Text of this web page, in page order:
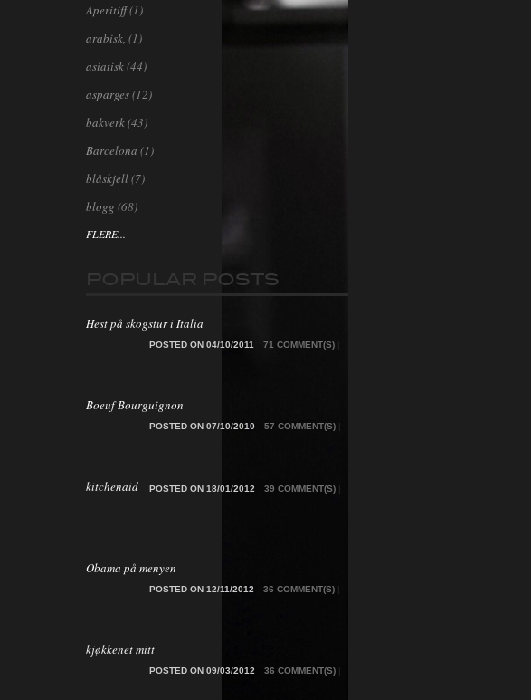
Aperitiff(1)
arabisk, (1)
asiatisk(44)
asparges(12)
bakverk(43)
Barcelona (1)
blåskjell(7)
blogg (68)
FLERE...
POPULAR POSTS
Hest på skogstur i Italia
71 COMMENT(S)
POSTED ON 04/10/2011
Boeuf Bourguignon
57 COMMENT(S)
POSTED ON 07/10/2010
kitchenaid 39 COMMENT(S)
POSTED ON 18/01/2012
Obama på menyen
36 COMMENT(S)
POSTED ON 12/11/2012
kjøkkenet mitt
36 COMMENT(S) |
POSTED ON 09/03/2012